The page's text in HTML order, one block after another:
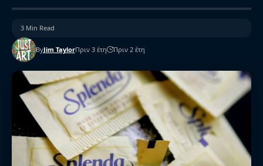
ByJim TaylorΠριν 3 έτη Πριν 2 έτη
3 Min Read